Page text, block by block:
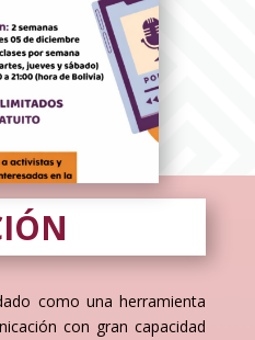
como una herramienta
con gran capacidad